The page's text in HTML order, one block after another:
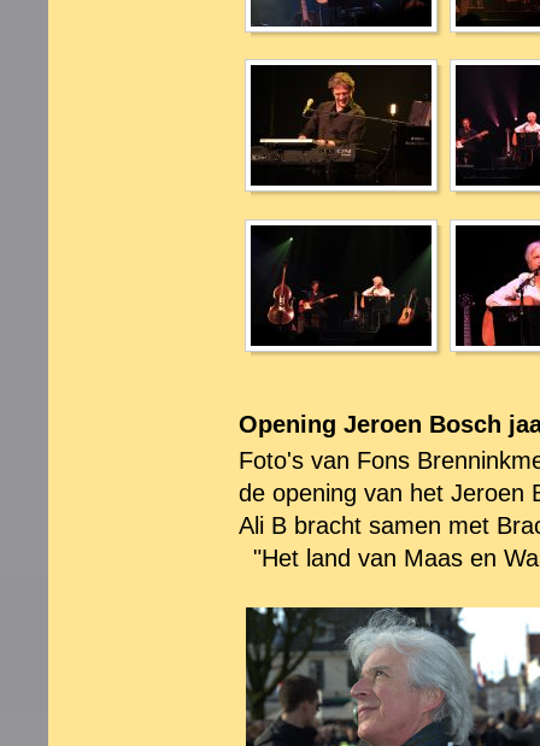
Opening Jeroen Bosch
Foto's van Fons
de opening van het Jeroen
Ali B bracht samen met
"Het land van Maas en